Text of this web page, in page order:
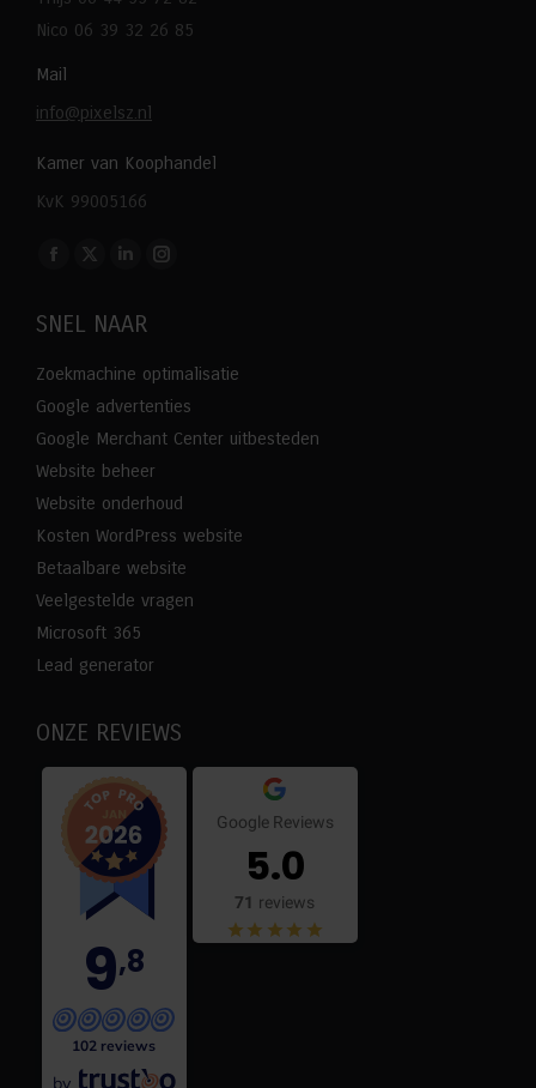
Nico 06 39 32 26 85
Mail
info@pixelsz.nl
Kamer van Koophandel
KvK 99005166
Vind ons op:
Facebook
opens
X
opens
Linkedin
opens
Instagram
SNEL NAAR
Zoekmachine optimalisatie
Google advertenties
Google Merchant Center uitbesteden
Website beheer
Website onderhoud
Kosten WordPress website
Betaalbare website
Veelgestelde vragen
Microsoft 365
Lead generator
ONZE REVIEWS
9,8
102 reviews
by
Google Reviews
5.0
71 reviews